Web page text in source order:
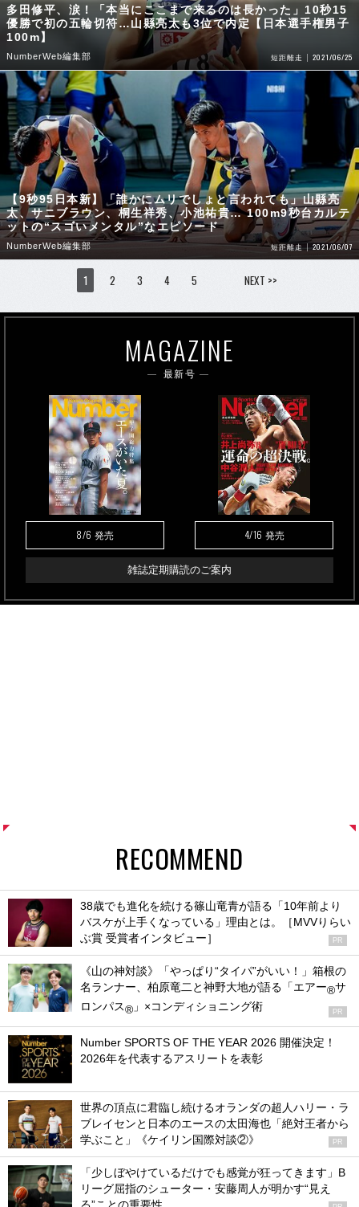
多田修平、涙！「本当にここまで来るのは長かった」10秒15
優勝で初の五輪切符…山縣亮太も3位で内定【日本選手権男子
100m】
NumberWeb編集部 短距離走 2021/06/25
【9秒95日本新】「誰かにムリでしょと言われても」山縣亮
太、サニブラウン、桐生祥秀、小池祐貴… 100m9秒台カルテ
ットの“スゴいメンタル”なエピソード
NumberWeb編集部 短距離走 2021/06/07
1 2 3 4 5 NEXT >>
MAGAZINE
最新号
8/6 発売 4/16 発売
雑誌定期購読のご案内
RECOMMEND
38歳でも進化を続ける篠山竜青が語る「10年前より
バスケが上手くなっている」理由とは。［MVVりらい
ぶ賞 受賞者インタビュー］
PR
《山の神対談》「やっぱり“タイパ”がいい！」箱根の
名ランナー、柏原竜二と神野大地が語る「エアー®サ
ロンパス® 」×コンディショニング術 PR
Number SPORTS OF THE YEAR 2026 開催決定！
2026年を代表するアスリートを表彰
世界の頂点に君臨し続けるオランダの超人ハリー・ラ
ブレイセンと日本のエースの太田海也「絶対王者から
学ぶこと」《ケイリン国際対談②》
PR
「少しぼやけているだけでも感覚が狂ってきます」B
リーグ屈指のシューター・安藤周人が明かす“見え